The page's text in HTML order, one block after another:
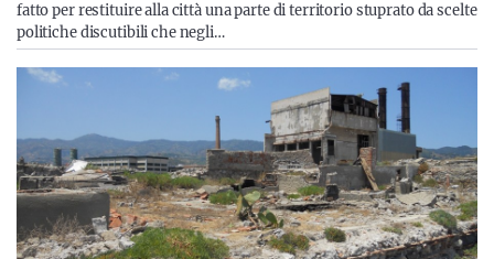
fatto per restituire alla città una parte di territorio stuprato da scelte
politiche discutibili che negli…